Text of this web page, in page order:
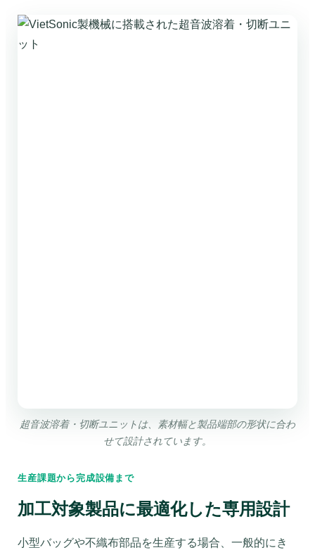
超音波溶着・切断ユニットは、素材幅と製品端部の形状に合わ
せて設計されています。
生産課題から完成設備まで
加工対象製品に最適化した専用設計
小型バッグや不織布部品を生産する場合、一般的にき